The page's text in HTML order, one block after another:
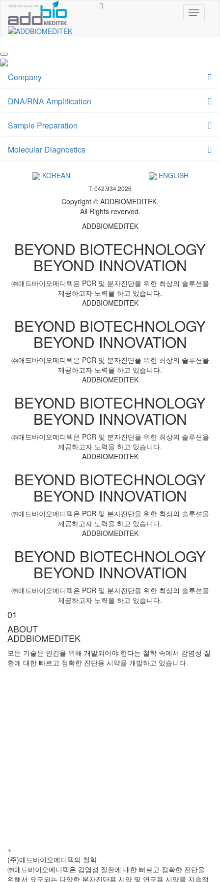
toggle
Company
DNA/RNA Amplification
Sample Preparation
Molecular Diagnostics
KOREAN ENGLISH
T. 042.934.2026
Copyright © ADDBIOMEDITEK.
All Rights reverved.
ADDBIOMEDITEK
BEYOND BIOTECHNOLOGY
BEYOND INNOVATION
㈜애드바이오메디텍은 PCR 및 분자진단을 위한 최상의 솔루션을
제공하고자 노력을 하고 있습니다.
ADDBIOMEDITEK
BEYOND BIOTECHNOLOGY
BEYOND INNOVATION
㈜애드바이오메디텍은 PCR 및 분자진단을 위한 최상의 솔루션을
제공하고자 노력을 하고 있습니다.
ADDBIOMEDITEK
BEYOND BIOTECHNOLOGY
BEYOND INNOVATION
㈜애드바이오메디텍은 PCR 및 분자진단을 위한 최상의 솔루션을
제공하고자 노력을 하고 있습니다.
ADDBIOMEDITEK
BEYOND BIOTECHNOLOGY
BEYOND INNOVATION
㈜애드바이오메디텍은 PCR 및 분자진단을 위한 최상의 솔루션을
제공하고자 노력을 하고 있습니다.
ADDBIOMEDITEK
BEYOND BIOTECHNOLOGY
BEYOND INNOVATION
㈜애드바이오메디텍은 PCR 및 분자진단을 위한 최상의 솔루션을
제공하고자 노력을 하고 있습니다.
01
ABOUT
ADDBIOMEDITEK
모든 기술은 인간을 위해 개발되어야 한다는 철학 속에서 감염성 질
환에 대한 빠르고 정확한 진단용 시약을 개발하고 있습니다.
+
(주)애드바이오메디텍의 철학
㈜애드바이오메디텍은 감염성 질환에 대한 빠르고 정확한 진단을
위해서 요구되는 다양한 분자진단용 시약 및 연구용 시약을 지속적